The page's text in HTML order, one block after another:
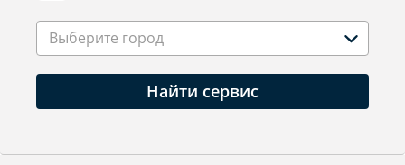
Выберите город
Найти сервис